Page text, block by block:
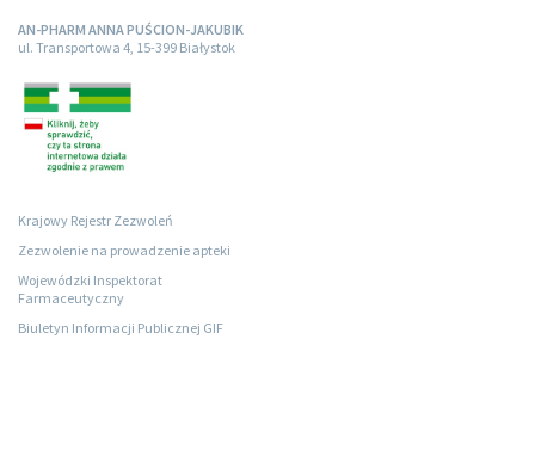
AN-PHARM ANNA PUŚCION-JAKUBIK
ul. Transportowa 4, 15-399 Białystok
Krajowy Rejestr Zezwoleń
Zezwolenie na prowadzenie apteki
Wojewódzki Inspektorat
Farmaceutyczny
Biuletyn Informacji Publicznej GIF